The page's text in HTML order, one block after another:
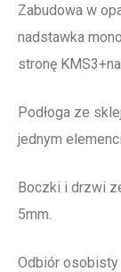
Zabudowa w
nadstawka
stronę
Podłoga ze
jednym
Boczki i drzwi
5mm.
Odbiór osobisty